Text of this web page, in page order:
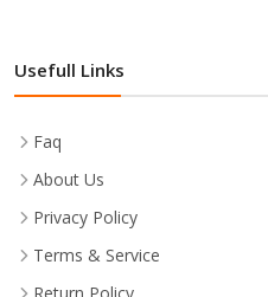
Usefull Links
Faq
About Us
Privacy Policy
Terms & Service